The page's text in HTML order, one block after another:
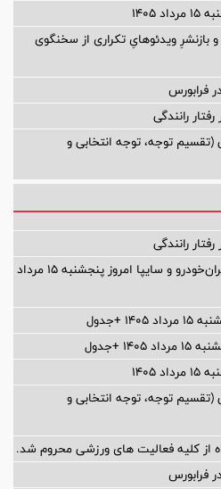
ویدئوهایِ تکراری از سخنگوی
رانندگی
توجه، توجه انتخابی و
رانندگی
تغییر تند قیمت محصولات ایران‌خودرو و سایپا امروز پنجشنبه ۱۵ مرداد
+جدول
+جدول
توجه، توجه انتخابی و
از کلیه فعالیت های ورزشی محروم شد.